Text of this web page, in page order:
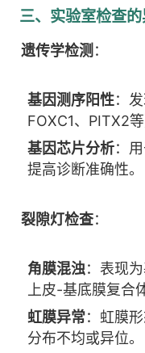
三、实验室检查
遗传学检测 ：
基因测序阳性：
FOXC1、PITX2
基因芯片分析：
提高诊断准确性。
裂隙灯检查：
角膜混浊：表现
上皮-基底膜复合
虹膜异常：虹膜
分布不均或异位。